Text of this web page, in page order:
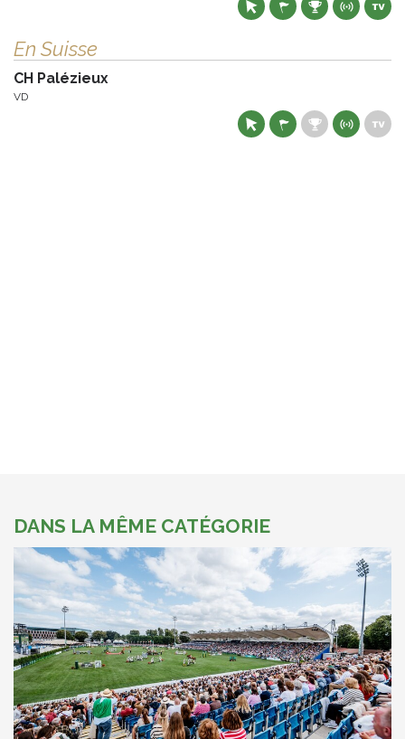
En Suisse
CH Palézieux
VD
DANS LA MÊME CATÉGORIE